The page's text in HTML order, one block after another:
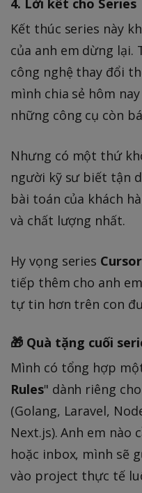
Kết thúc series này
của anh em dừng lại.
công nghệ thay đổi
mình chia sẻ hôm
những công cụ còn
Nhưng có một thứ
người kỹ sư biết tận
bài toán của khách
và chất lượng nhất.
Hy vọng series
tiếp thêm cho anh
tự tin hơn trên con
🎁 Quà tặng cuối
Mình có tổng hợp
Rules" dành riêng
(Golang, Laravel,
Next.js). Anh em
hoặc inbox, mình sẽ
vào project thực tế